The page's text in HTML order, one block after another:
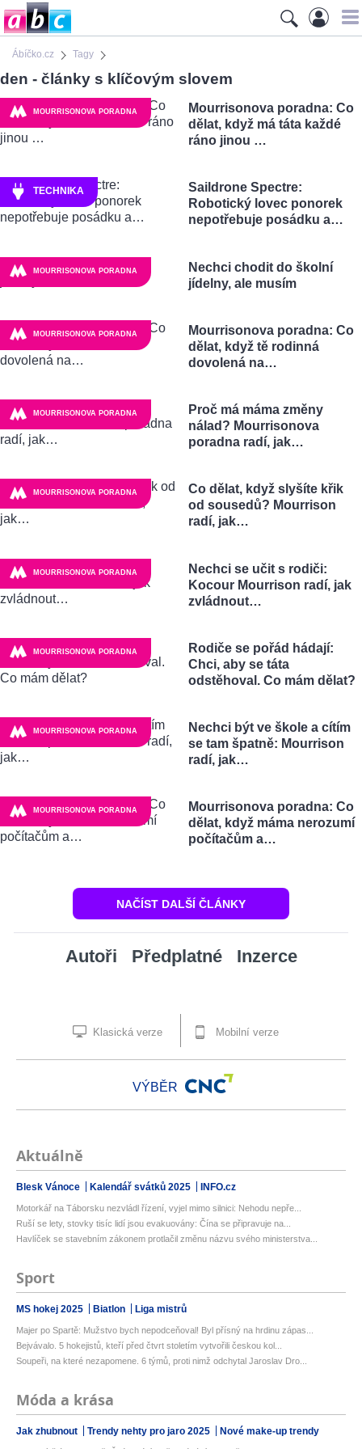
Ábíčko.cz Tagy
den - články s klíčovým slovem
MOURRISONOVA PORADNA
Mourrisonova poradna: Co
dělat, když má táta každé
ráno jinou …
TECHNIKA
Saildrone Spectre:
Robotický lovec ponorek
nepotřebuje posádku a…
MOURRISONOVA PORADNA
Nechci chodit do školní
jídelny, ale musím
MOURRISONOVA PORADNA
Mourrisonova poradna: Co
dělat, když tě rodinná
dovolená na…
MOURRISONOVA PORADNA
Proč má máma změny
nálad? Mourrisonova
poradna radí, jak…
MOURRISONOVA PORADNA
Co dělat, když slyšíte křik
od sousedů? Mourrison
radí, jak…
MOURRISONOVA PORADNA
Nechci se učit s rodiči:
Kocour Mourrison radí, jak
zvládnout…
MOURRISONOVA PORADNA
Rodiče se pořád hádají:
Chci, aby se táta
odstěhoval. Co mám dělat?
MOURRISONOVA PORADNA
Nechci být ve škole a cítím
se tam špatně: Mourrison
radí, jak…
MOURRISONOVA PORADNA
Mourrisonova poradna: Co
dělat, když máma nerozumí
počítačům a…
NAČÍST DALŠÍ ČLÁNKY
Autoři Předplatné Inzerce
Klasická verze Mobilní verze
VÝBĚR
Aktuálně
Blesk Vánoce Kalendář svátků 2025 INFO.cz
Motorkář na Táborsku nezvládl řízení, vyjel mimo silnici: Nehodu nepře...
Ruší se lety, stovky tisíc lidí jsou evakuovány: Čína se připravuje na...
Havlíček se stavebním zákonem protlačil změnu názvu svého ministerstva...
Sport
MS hokej 2025 Biatlon Liga mistrů
Majer po Spartě: Mužstvo bych nepodceňoval! Byl přísný na hrdinu zápas...
Bejvávalo. 5 hokejistů, kteří před čtvrt stoletím vytvořili českou kol...
Soupeři, na které nezapomene. 6 týmů, proti nimž odchytal Jaroslav Dro...
Móda a krása
Jak zhubnout Trendy nehty pro jaro 2025 Nové make-up trendy